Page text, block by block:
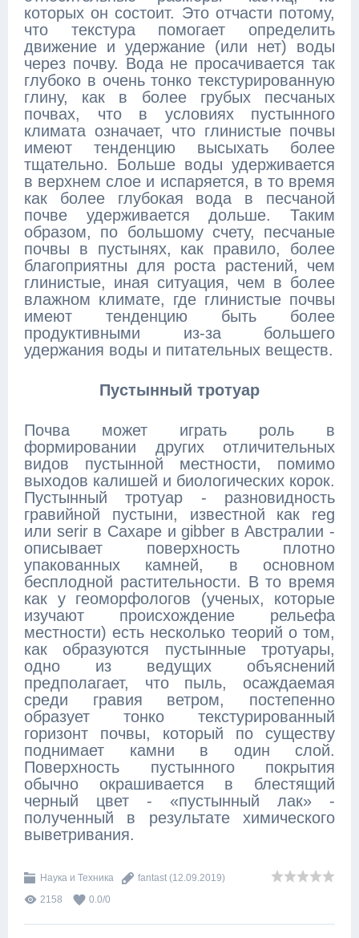
которых он состоит. Это отчасти потому,
что текстура помогает определить
движение и удержание (или нет) воды
через почву. Вода не просачивается так
глубоко в очень тонко текстурированную
глину, как в более грубых песчаных
почвах, что в условиях пустынного
климата означает, что глинистые почвы
имеют тенденцию высыхать более
тщательно. Больше воды удерживается
в верхнем слое и испаряется, в то время
как более глубокая вода в песчаной
почве удерживается дольше. Таким
образом, по большому счету, песчаные
почвы в пустынях, как правило, более
благоприятны для роста растений, чем
глинистые, иная ситуация, чем в более
влажном климате, где глинистые почвы
имеют тенденцию быть более
продуктивными из-за большего
удержания воды и питательных веществ.
Пустынный тротуар
Почва может играть роль в
формировании других отличительных
видов пустынной местности, помимо
выходов калишей и биологических корок.
Пустынный тротуар - разновидность
гравийной пустыни, известной как reg
или serir в Сахаре и gibber в Австралии -
описывает поверхность плотно
упакованных камней, в основном
бесплодной растительности. В то время
как у геоморфологов (ученых, которые
изучают происхождение рельефа
местности) есть несколько теорий о том,
как образуются пустынные тротуары,
одно из ведущих объяснений
предполагает, что пыль, осаждаемая
среди гравия ветром, постепенно
образует тонко текстурированный
горизонт почвы, который по существу
поднимает камни в один слой.
Поверхность пустынного покрытия
обычно окрашивается в блестящий
черный цвет - «пустынный лак» -
полученный в результате химического
выветривания.
Наука и Техника fantast (12.09.2019)
2158
0.0/0